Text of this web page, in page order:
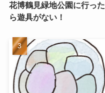
花博鶴見緑地公園に行った
ら遊具がない！